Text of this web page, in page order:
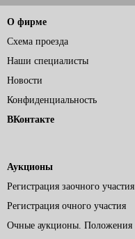
О фирме
Схема проезда
Наши специалисты
Новости
Конфиденциальность
ВКонтакте
Аукционы
Регистрация заочного участия
Регистрация очного участия
Очные аукционы. Положения